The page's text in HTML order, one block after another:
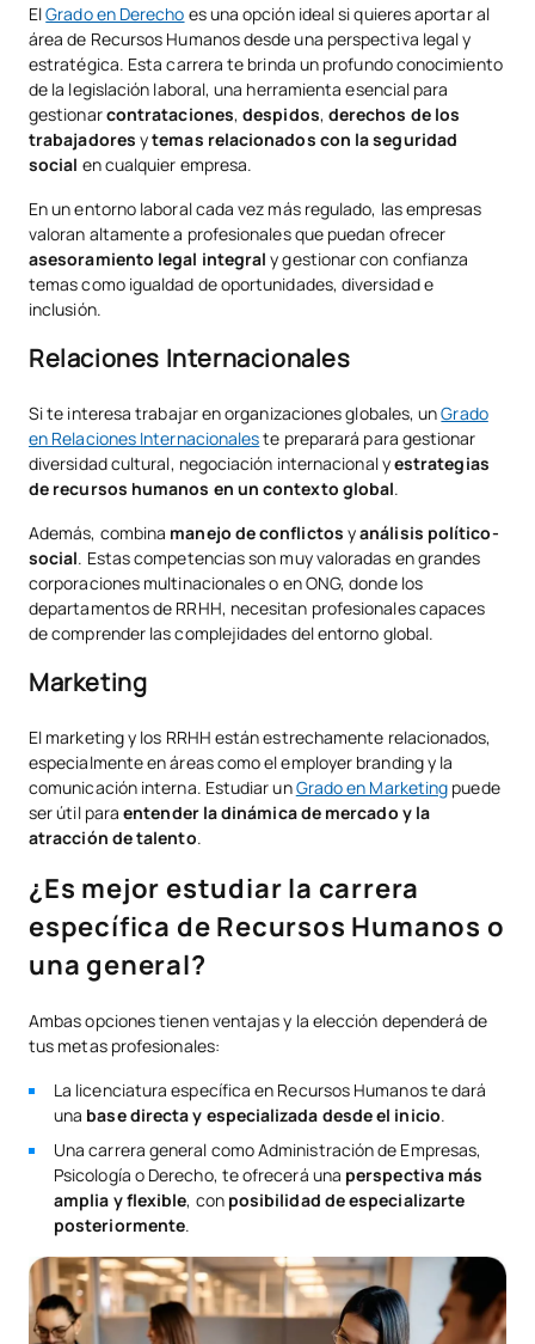
ElGrado en Derecho es una opción ideal si quieres aportar al
área de Recursos Humanos desde una perspectiva legal y
estratégica. Esta carrera te brinda un profundo conocimiento
de la legislación laboral, una herramienta esencial para
gestionarcontrataciones,despidos, derechos de los
trabajadores ytemas relacionados con la seguridad
social en cualquier empresa.
En un entorno laboral cada vez más regulado, las empresas
valoran altamente a profesionales que puedan ofrecer
asesoramiento legal integral y gestionar con confianza
temas como igualdad de oportunidades, diversidad e
inclusión.
Relaciones Internacionales
Si te interesa trabajar en organizaciones globales, unGrado
en Relaciones Internacionaleste preparará para gestionar
diversidad cultural, negociación internacional yestrategias
de recursos humanos en un contexto global.
Además, combina manejo de conflictos yanálisis político-
social. Estas competencias son muy valoradas en grandes
corporaciones multinacionales o en ONG, donde los
departamentos de RRHH, necesitan profesionales capaces
de comprender las complejidades del entorno global.
Marketing
El marketing y los RRHH están estrechamente relacionados,
especialmente en áreas como el employer branding y la
comunicación interna. Estudiar unGrado en Marketing puede
ser útil paraentender la dinámica de mercado y la
atracción de talento.
¿Es mejor estudiar la carrera
específica de Recursos Humanos o
una general?
Ambas opciones tienen ventajas y la elección dependerá de
tus metas profesionales:
La licenciatura específica en Recursos Humanos te dará
una base directa y especializada desde el inicio.
Una carrera general como Administración de Empresas,
Psicología o Derecho, te ofrecerá una perspectiva más
amplia y flexible, con posibilidad de especializarte
posteriormente.